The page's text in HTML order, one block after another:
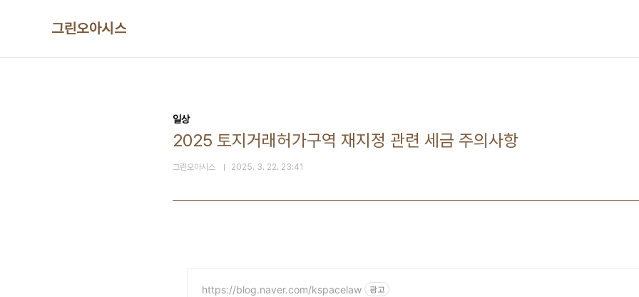
그린오아시스
일상
2025 토지거래허가구역 재지정 관련 세금 주의사항
그린오아시스 2025. 3. 22. 23:41
https://blog.naver.com/kspacelaw 광고